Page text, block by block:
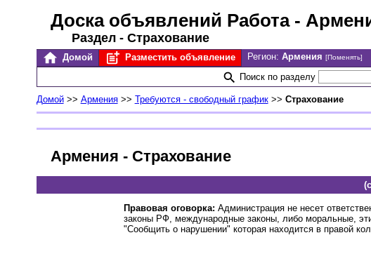
Доска объявлений Работа-
Раздел - Страхование
Домой Разместить объявление Регион: Армения [Поменять]
Поиск по разделу
Домой>> Армения>> Требуются - свободный график>> Страхование
Армения - Страхование
Правовая оговорка: Администрация не несет
законы РФ, международные законы, либо моральные,
"Сообщить о нарушении" которая находится в правой